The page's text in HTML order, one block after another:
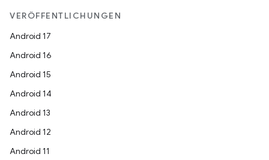
VERÖFFENTLICHUNGEN
Android 17
Android 16
Android 15
Android 14
Android 13
Android 12
Android 11